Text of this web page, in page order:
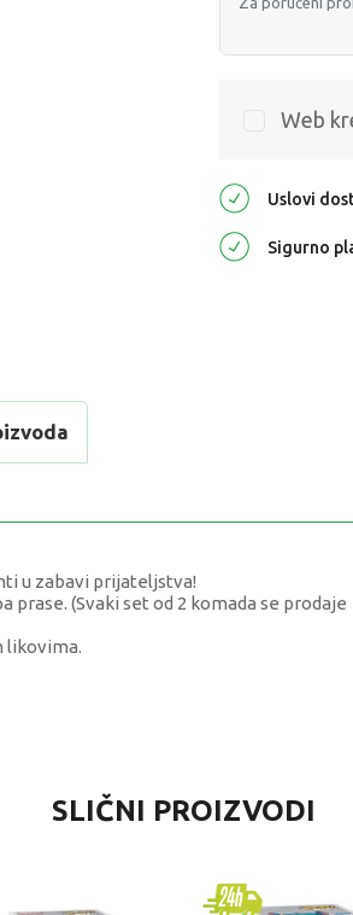
Web
Uslovi
Sigurno
u zabavi prijateljstva!
(Svaki set od 2 komada se prodaje
likovima.
figure i setovi
SLIČNI PROIZVODI